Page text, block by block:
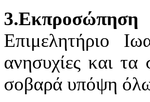
Επιμελητήριο
ανησυχίες και
σοβαρά υπόψη